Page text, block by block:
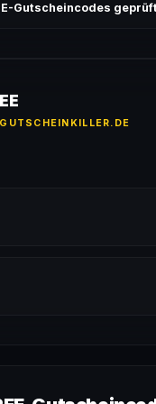
die Angebotsbedingungen
Gutscheincodes